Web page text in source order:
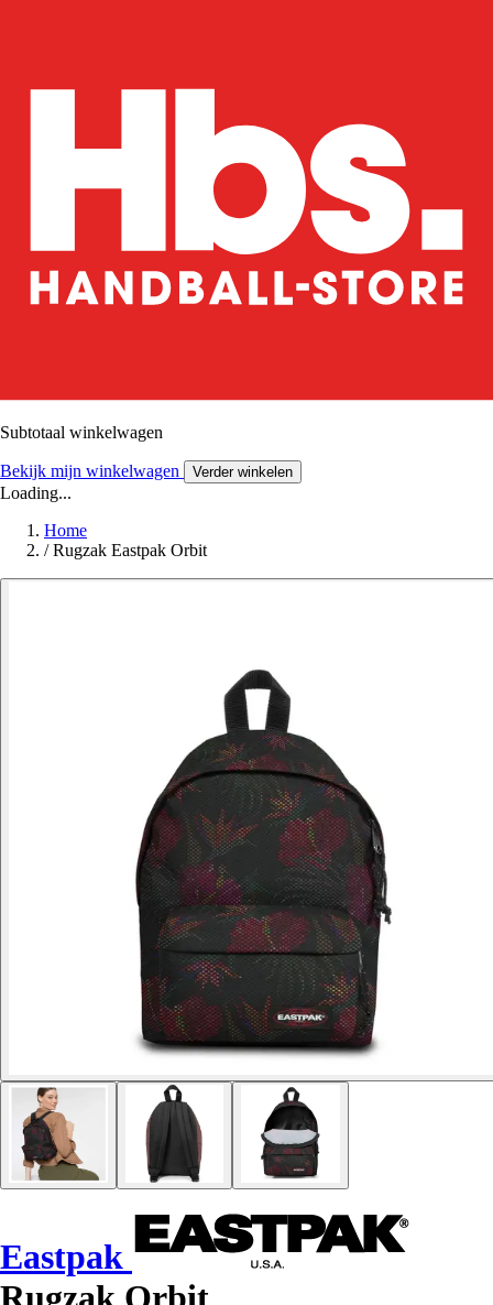
Subtotaal winkelwagen
Bekijk mijn winkelwagen Verder winkelen
Loading...
Home
/ Rugzak Eastpak Orbit
Eastpak